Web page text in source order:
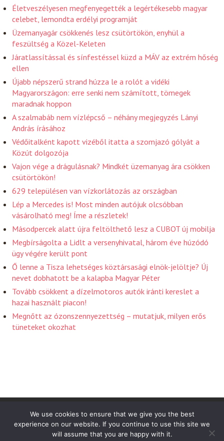
Életveszélyesen megfenyegették a legértékesebb magyar
celebet, lemondta erdélyi programját
Üzemanyagár csökkenés lesz csütörtökön, enyhül a
feszültség a Közel-Keleten
Járatlassítással és sínfestéssel küzd a MÁV az extrém hőség
ellen
Újabb népszerű strand húzza le a rolót a vidéki
Magyarországon: erre senki nem számított, tömegek
maradnak hoppon
A szalmabáb nem vízlépcső – néhány megjegyzés Lányi
András írásához
Védőitalként kapott vizéből itatta a szomjazó gólyát a
Közút dolgozója
Vajon vége a drágulásnak? Mindkét üzemanyag ára csökken
csütörtökön!
629 településen van vízkorlátozás az országban
Lép a Mercedes is! Most minden autójuk olcsóbban
vásárolható meg! Íme a részletek!
Másodpercek alatt újra feltölthető lesz a CUBOT új mobilja
Megbírságolta a Lidlt a versenyhivatal, három éve húzódó
ügy végére került pont
Ő lenne a Tisza lehetséges köztársasági elnök-jelöltje? Új
nevet dobhatott be a kalapba Magyar Péter
Tovább csökkent a dízelmotoros autók iránti kereslet a
hazai használt piacon!
Megnőtt az ózonszennyezettség – mutatjuk, milyen erős
tüneteket okozhat
Friss Hirek 2026 . Powered by WordPress
We use cookies to ensure that we give you the best
experience on our website. If you continue to use this site we
will assume that you are happy with it.